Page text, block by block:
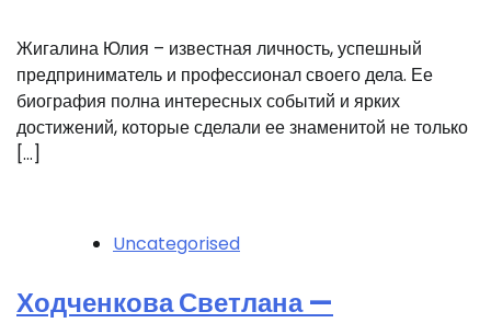
Жигалина Юлия – известная личность, успешный
предприниматель и профессионал своего дела. Ее
биография полна интересных событий и ярких
достижений, которые сделали ее знаменитой не только
[…]
Uncategorised
Ходченкова Светлана —